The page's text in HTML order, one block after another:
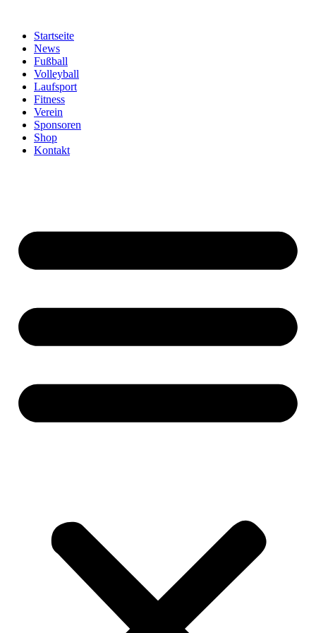
springenStartseite
News
Fußball
Volleyball
Laufsport
Fitness
Verein
Sponsoren
Shop
Kontakt